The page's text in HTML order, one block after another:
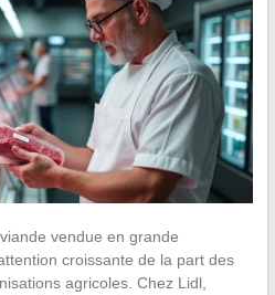
vendue en grande
croissante de la part des
agricoles. Chez Lidl,